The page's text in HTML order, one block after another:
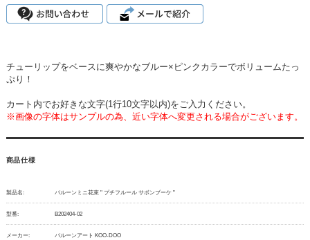
チューリップをベースに爽やかなブルー×ピンクカラーでボリュームたっ
ぷり！
カート内でお好きな文字(1行10文字以内)をご入力ください。
※画像の字体はサンプルの為、近い字体へ変更される場合がございます。
商品仕様
製品名: バルーンミニ花束 " プチフルール サボンブーケ "
型番: B202404-02
メーカー: バルーンアート KOO-DOO